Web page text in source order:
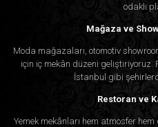
odaklı
Mağaza ve
Moda mağazaları, otomotiv
için iç mekân düzeni geliştiriyoruz.
İstanbul gibi
Restoran ve
Yemek mekânları hem atmosfer